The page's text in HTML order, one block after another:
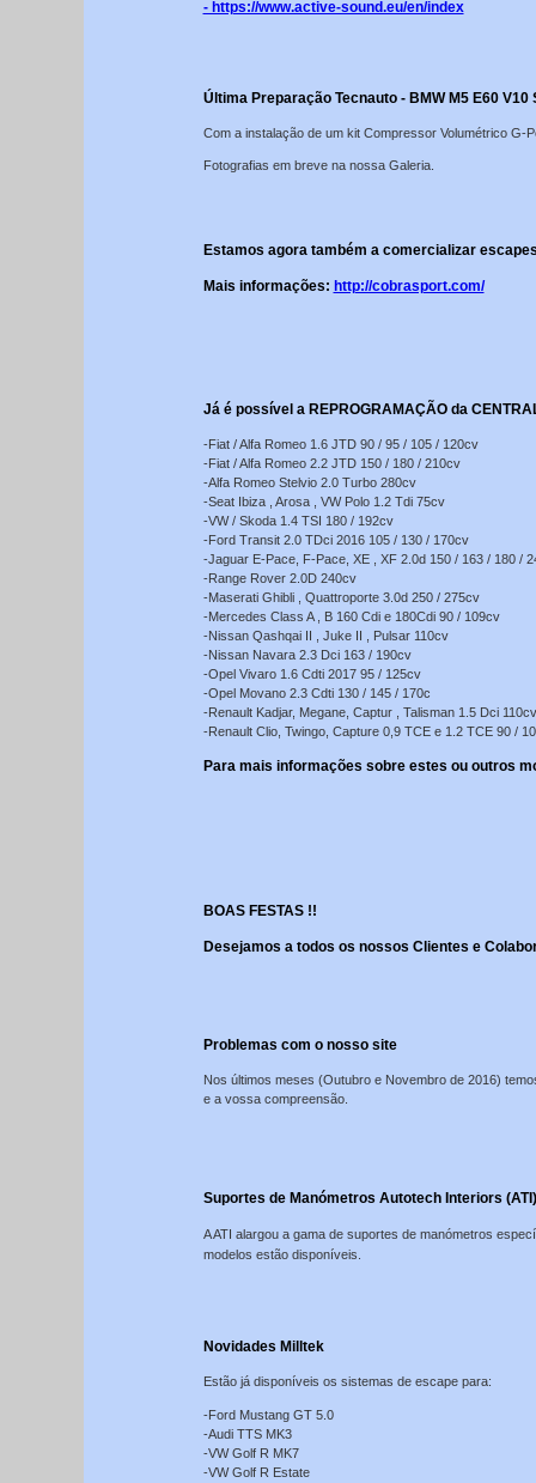
- https://www.active-sound.eu/en/index
Última Preparação Tecnauto - BMW M5 E60 V10
Com a instalação de um kit Compressor Volumétrico G-
Fotografias em breve na nossa Galeria.
Estamos agora também a comercializar
Mais informações: http://cobrasport.com/
Já é possível a REPROGRAMAÇÃO da
-Fiat / Alfa Romeo 1.6 JTD 90 / 95 / 105 / 120cv
-Fiat / Alfa Romeo 2.2 JTD 150 / 180 / 210cv
-Alfa Romeo Stelvio 2.0 Turbo 280cv
-Seat Ibiza , Arosa , VW Polo 1.2 Tdi 75cv
-VW / Skoda 1.4 TSI 180 / 192cv
-Ford Transit 2.0 TDci 2016 105 / 130 / 170cv
-Jaguar E-Pace, F-Pace, XE , XF 2.0d 150 / 163 / 180 /
-Range Rover 2.0D 240cv
-Maserati Ghibli , Quattroporte 3.0d 250 / 275cv
-Mercedes Class A , B 160 Cdi e 180Cdi 90 / 109cv
-Nissan Qashqai II , Juke II , Pulsar 110cv
-Nissan Navara 2.3 Dci 163 / 190cv
-Opel Vivaro 1.6 Cdti 2017 95 / 125cv
-Opel Movano 2.3 Cdti 130 / 145 / 170c
-Renault Kadjar, Megane, Captur , Talisman 1.5 Dci 110cv
-Renault Clio, Twingo, Capture 0,9 TCE e 1.2 TCE 90 /
Para mais informações sobre estes ou outros
BOAS FESTAS !!
Desejamos a todos os nossos Clientes e
Problemas com o nosso site
Nos últimos meses (Outubro e Novembro de 2016)
e a vossa compreensão.
Suportes de Manómetros Autotech Interiors (ATI)
A ATI alargou a gama de suportes de manómetros
modelos estão disponíveis.
Novidades Milltek
Estão já disponíveis os sistemas de escape para:
-Ford Mustang GT 5.0
-Audi TTS MK3
-VW Golf R MK7
-VW Golf R Estate